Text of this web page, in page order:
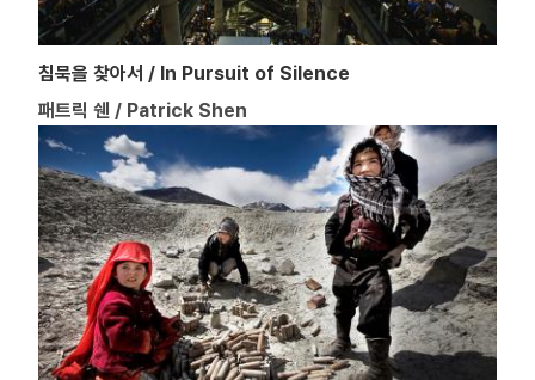
침묵을 찾아서 / In Pursuit of Silence
패트릭 쉔 / Patrick Shen